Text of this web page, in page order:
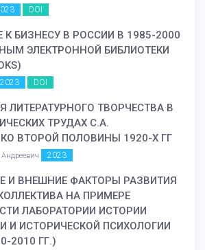
DOI
БИЗНЕСУ В РОССИИ В 1985-2000
ЭЛЕКТРОННОЙ БИБЛИОТЕКИ
2023 DOI
ЛИТЕРАТУРНОГО ТВОРЧЕСТВА В
ТРУДАХ С.А.
ВТОРОЙ ПОЛОВИНЫ 1920-Х ГГ
2023
И ВНЕШНИЕ ФАКТОРЫ РАЗВИТИЯ
НА ПРИМЕРЕ
ЛАБОРАТОРИИ ИСТОРИИ
И ИСТОРИЧЕСКОЙ ПСИХОЛОГИИ
2010 ГГ.)